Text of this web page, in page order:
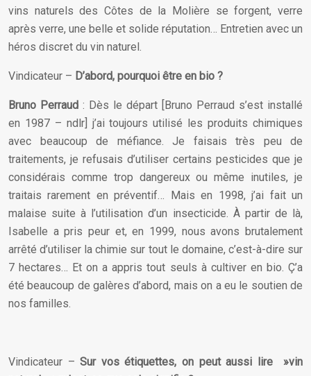
vins naturels des Côtes de la Molière se forgent, verre
après verre, une belle et solide réputation… Entretien avec un
héros discret du vin naturel.
Vindicateur – D’abord, pourquoi être en bio ?
Bruno Perraud : Dès le départ [Bruno Perraud s’est installé
en 1987 – ndlr] j’ai toujours utilisé les produits chimiques
avec beaucoup de méfiance. Je faisais très peu de
traitements, je refusais d’utiliser certains pesticides que je
considérais comme trop dangereux ou même inutiles, je
traitais rarement en préventif… Mais en 1998, j’ai fait un
malaise suite à l’utilisation d’un insecticide. À partir de là,
Isabelle a pris peur et, en 1999, nous avons brutalement
arrêté d’utiliser la chimie sur tout le domaine, c’est-à-dire sur
7 hectares… Et on a appris tout seuls à cultiver en bio. Ç’a
été beaucoup de galères d’abord, mais on a eu le soutien de
nos familles.
Vindicateur –Sur vos étiquettes, on peut aussi lire »vin